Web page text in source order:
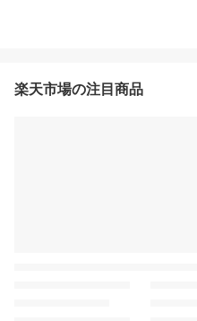
楽天市場の注目商品